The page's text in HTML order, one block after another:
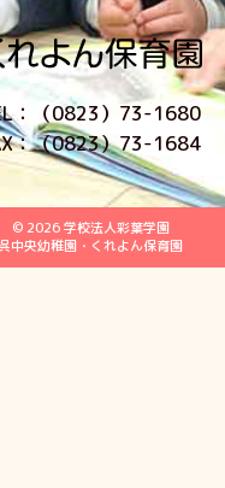
：（0823）73-1680
：（0823）73-1684
© 2026 学校法人彩葉学園
中央幼稚園・くれよん保育園